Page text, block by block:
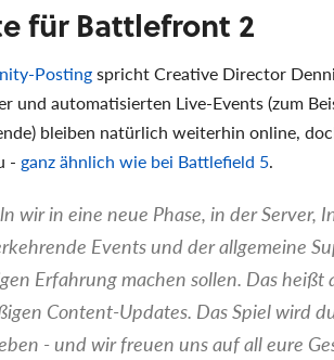
für Battlefront 2
Postingspricht Creative Director
und automatisierten Live-Events (zum
bleiben natürlich weiterhin online,
- ganz ähnlich wie bei Battlefield 5.
wir in eine neue Phase, in der Server,
Events und der allgemeine
Erfahrung machen sollen. Das heißt
Content-Updates. Das Spiel wird
- und wir freuen uns auf all eure